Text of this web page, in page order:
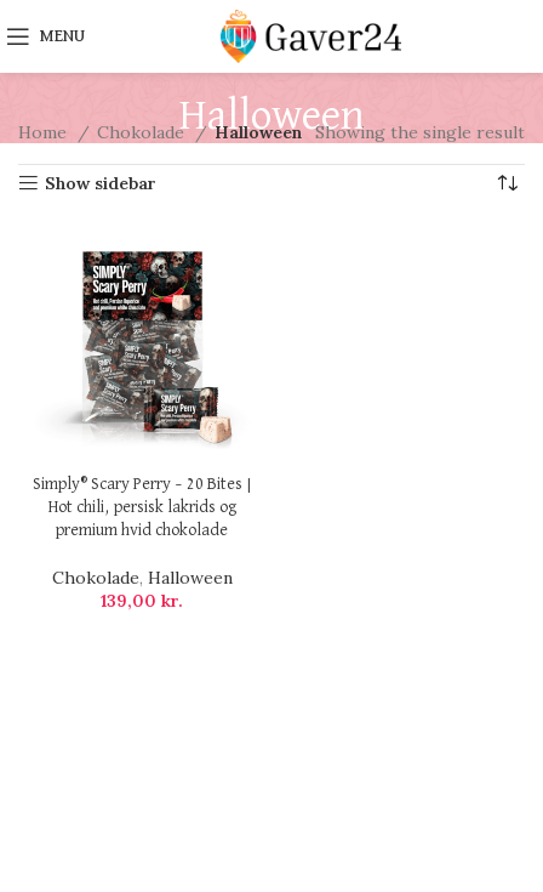
MENU
Halloween
Home Chokolade Halloween Showing the single result
Show sidebar
Simply® Scary Perry – 20 Bites |
Hot chili, persisk lakrids og
premium hvid chokolade
Chokolade, Halloween
139,00 kr.